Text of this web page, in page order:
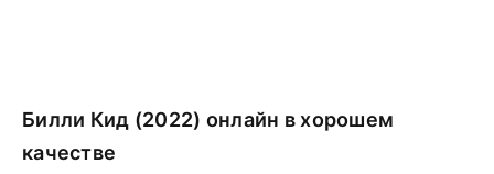
Билли Кид (2022) онлайн в хорошем
качестве